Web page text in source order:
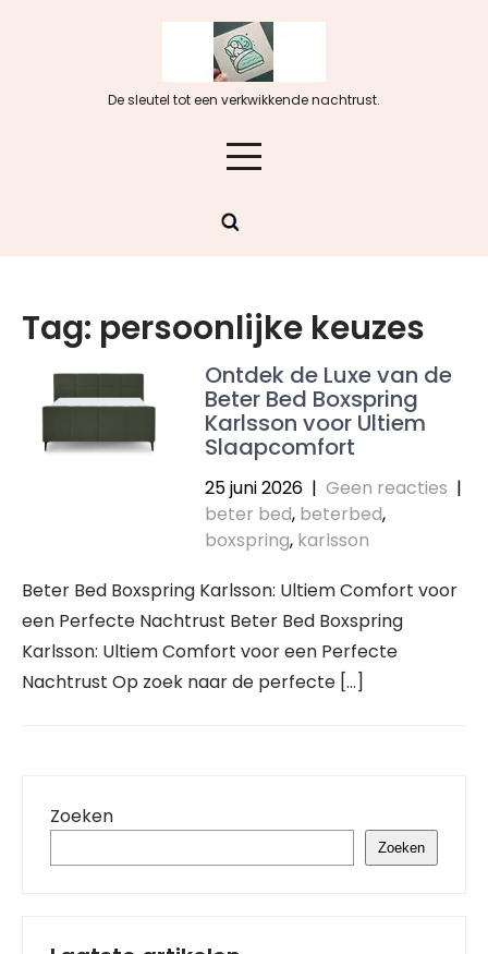
De sleutel tot een verkwikkende nachtrust.
Tag: persoonlijke keuzes
Ontdek de Luxe van de
Beter Bed Boxspring
Karlsson voor Ultiem
Slaapcomfort
25 juni 2026 | Geen reacties |
beter bed, beterbed,
boxspring, karlsson
Beter Bed Boxspring Karlsson: Ultiem Comfort voor
een Perfecte Nachtrust Beter Bed Boxspring
Karlsson: Ultiem Comfort voor een Perfecte
Nachtrust Op zoek naar de perfecte […]
Zoeken
Zoeken